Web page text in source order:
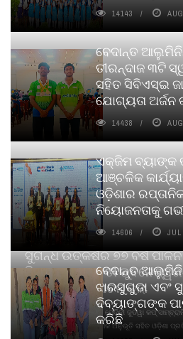
ସୁଗନ୍ଧ ଉତ୍କର୍ଷର ୭୭ ବର୍ଷ
ପିୟୋର୍‌ ଅଗରବତୀ
ନବସୃଜନ ଉନ୍ମୋଚନ କଲା
ବାଉଁଶ ବିହୀନ କଠିନ ଧୂପ ଏବଂ ମେଦିନୀ ଜୁଡୱା କପ୍‌
ଦୀର୍ଘସ୍ଥାୟିତା ଏବଂ ଆଧ୍ୟାତ୍ମିକ ଅନୁଭୂତି ସହିତ ଓଡ଼ିଶା
14143
ବେଦାନ୍ତ
ତୀରନ୍ଦାଜ ୩ଟି
ସହିତ ସିବିଏସ୍ଇ
ଯୋଗ୍ୟତା
14438
ଏକ୍ଜିମ ବ୍ୟାଙ୍କ
ଆଞ୍ଚଳିକ
ଓଡ଼ିଶାର
ନିୟୋଜନତାକୁ
14606
ବେଦାନ୍ତ
ଝାରସୁଗୁଡା ଏବଂ
ଦିବ୍ୟାଙ୍ଗଙ୍କ
କରିଛି